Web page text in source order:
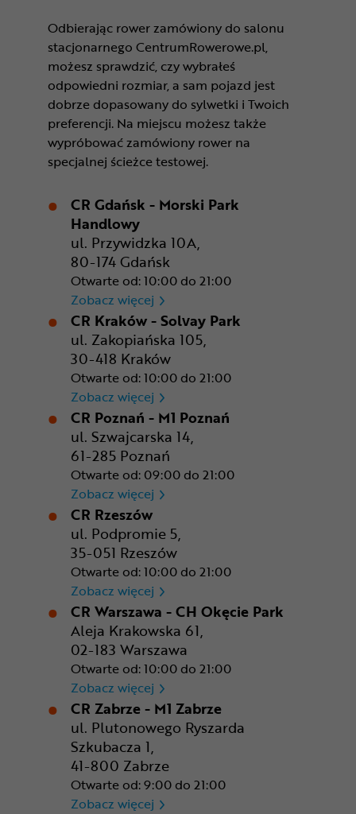
Odbierając rower zamówiony do salonu
stacjonarnego CentrumRowerowe.pl,
możesz sprawdzić, czy wybrałeś
odpowiedni rozmiar, a sam pojazd jest
dobrze dopasowany do sylwetki i Twoich
preferencji. Na miejscu możesz także
wypróbować zamówiony rower na
specjalnej ścieżce testowej.
CR Gdańsk - Morski Park
Handlowy
ul. Przywidzka 10A,
80-174 Gdańsk
Otwarte od: 10:00 do 21:00
Zobacz więcej CR Gdańsk - Morski Park
CR Kraków - Solvay Park
ul. Zakopiańska 105,
30-418 Kraków
Otwarte od: 10:00 do 21:00
Zobacz więcej CR Kraków - Solvay Park
CR Poznań - M1 Poznań
ul. Szwajcarska 14,
61-285 Poznań
Otwarte od: 09:00 do 21:00
Zobacz więcej CR Poznań - M1 Poznań
CR Rzeszów
ul. Podpromie 5,
35-051 Rzeszów
Otwarte od: 10:00 do 21:00
Zobacz więcej CR Rzeszów
CR Warszawa - CH Okęcie Park
Aleja Krakowska 61,
02-183 Warszawa
Otwarte od: 10:00 do 21:00
Zobacz więcej CR Warszawa - CH Okęcie
CR Zabrze - M1 Zabrze
ul. Plutonowego Ryszarda
Szkubacza 1,
41-800 Zabrze
Otwarte od: 9:00 do 21:00
Zobacz więcej CR Zabrze - M1 Zabrze